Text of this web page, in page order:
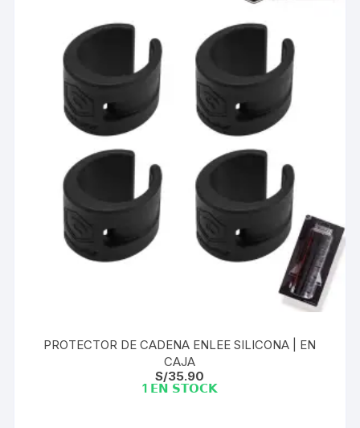
PROTECTOR DE CADENA ENLEE SILICONA | EN
CAJA
S/35.90
1 𝗘𝗡 𝗦𝗧𝗢𝗖𝗞